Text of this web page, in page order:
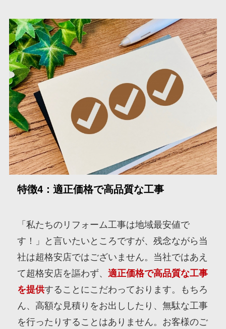
特徴4：適正価格で高品質な工事
「私たちのリフォーム工事は地域最安値で
す！」と言いたいところですが、残念ながら当
社は超格安店ではございません。当社ではあえ
て超格安店を謳わず、適正価格で高品質な工事
を提供することにこだわっております。もちろ
ん、高額な見積りをお出ししたり、無駄な工事
を行ったりすることはありません。お客様のご